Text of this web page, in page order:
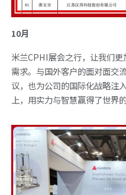
10月
米兰CPHI展会之行，让我们
需求。与国外客户的面对面交
议，也为公司的国际化战略注
上，用实力与智慧赢得了世界的